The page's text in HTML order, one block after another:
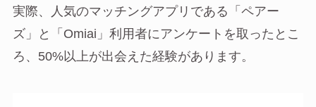
実際、人気のマッチングアプリである「ペアー
ズ」と「Omiai」利用者にアンケートを取ったとこ
ろ、50%以上が出会えた経験があります。